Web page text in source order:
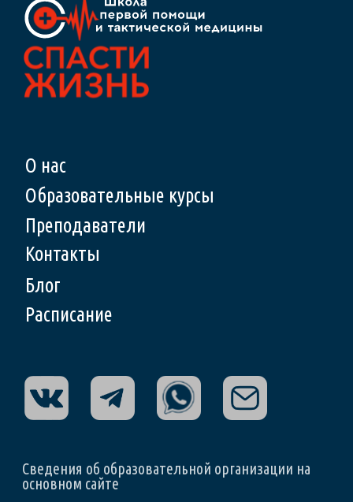
Сведения об образовательной организации на
основном сайте
Образовательные услуги оказываются
АНО ДПО “Межрегиональный многопрофильный
на основании лицензии № Л035-01277-66/00958201
от 05.12.2023 г.
выданной Министерством образования
молодежной политики Свердловской области